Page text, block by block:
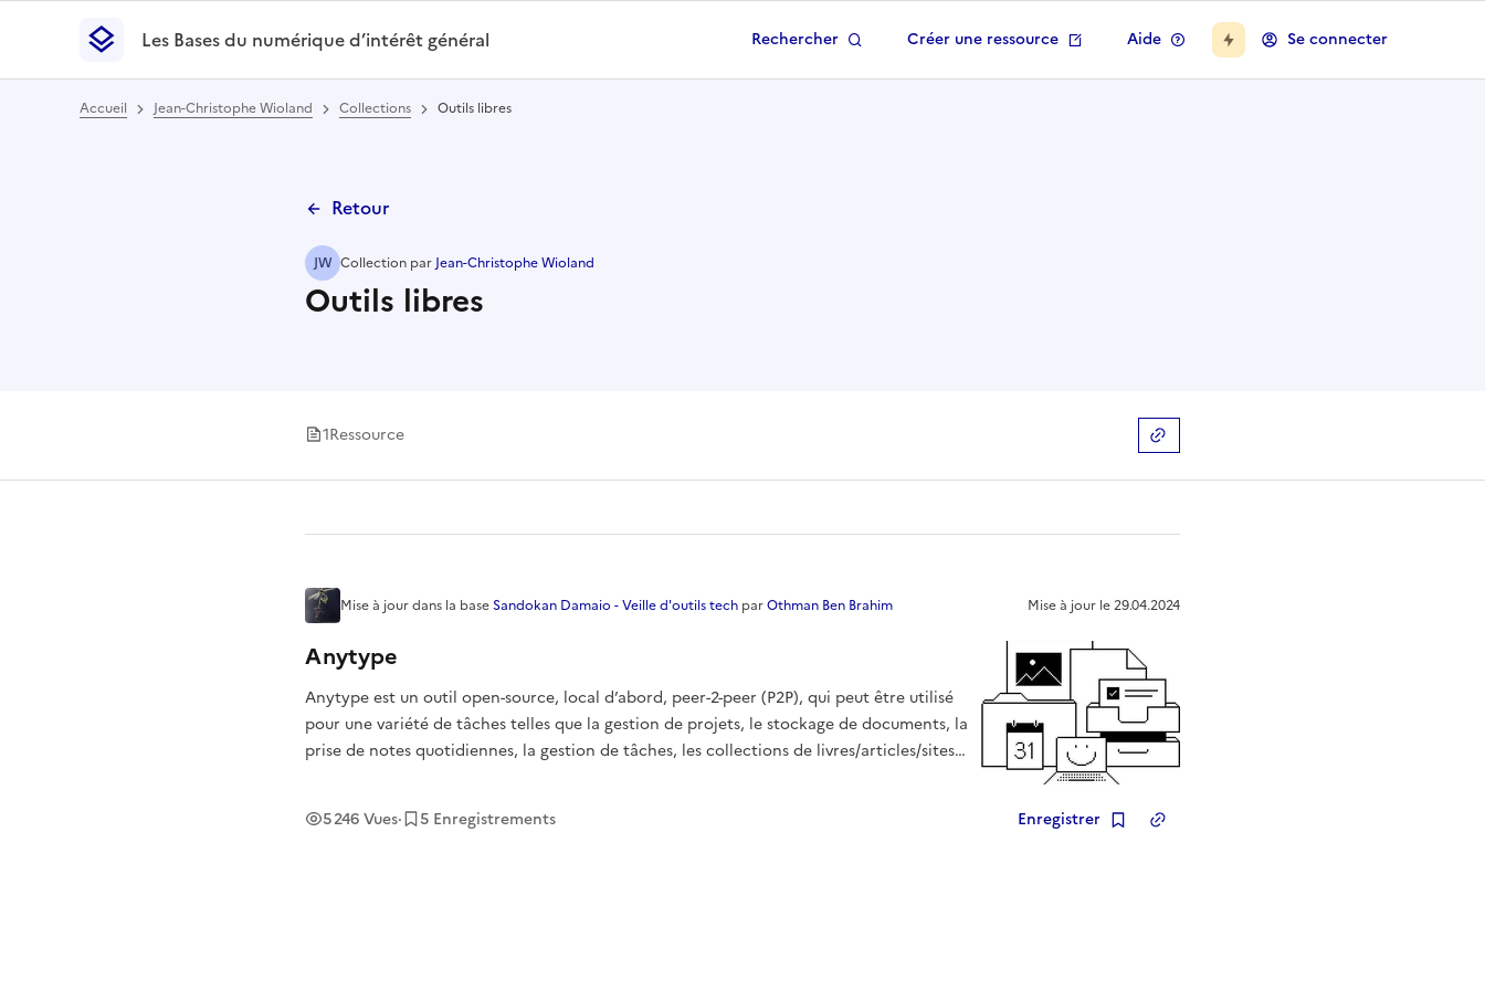
Les Bases du numérique d’intérêt général- Retour à la page d'accueil
Les Bases du numérique d’intérêt général
Rechercher Créer une ressource Aide Se connecter
Accueil Jean-Christophe Wioland Collections Outils libres
Retour
JW Collection parJean-Christophe Wioland
Outils libres
1Ressource Copier le lien
Anytype
Anytype est un outil open-source, local d’abord, peer-2-peer (P2P), qui peut être utilisé
pour une variété de tâches telles que la gestion de projets, le stockage de documents, la
prise de notes quotidiennes, la gestion de tâches, les collections de livres/articles/sites
5 246Vues· 5 Enregistrements Enregistrer Copier le lien
Mise à jourdans la base Sandokan Damaio - Veille d'outils tech parOthman Ben Brahim Mise à jour le29.04.2024